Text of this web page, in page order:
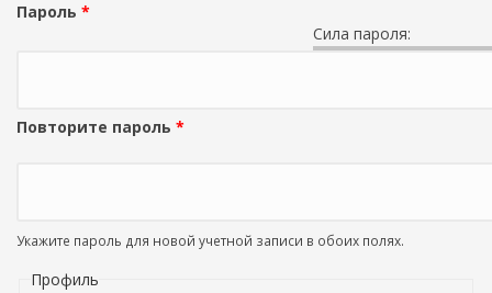
Сила пароля:
Пароль *
Повторите пароль *
Укажите пароль для новой учетной записи в обоих полях.
Профиль